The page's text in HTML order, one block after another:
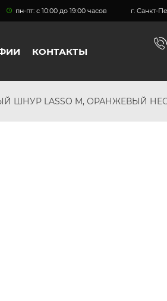
пн-пт: с 10:00 до 19:00 часов г. Санкт-
КОНТАКТЫ
ШНУР LASSO M, ОРАНЖЕВЫЙ